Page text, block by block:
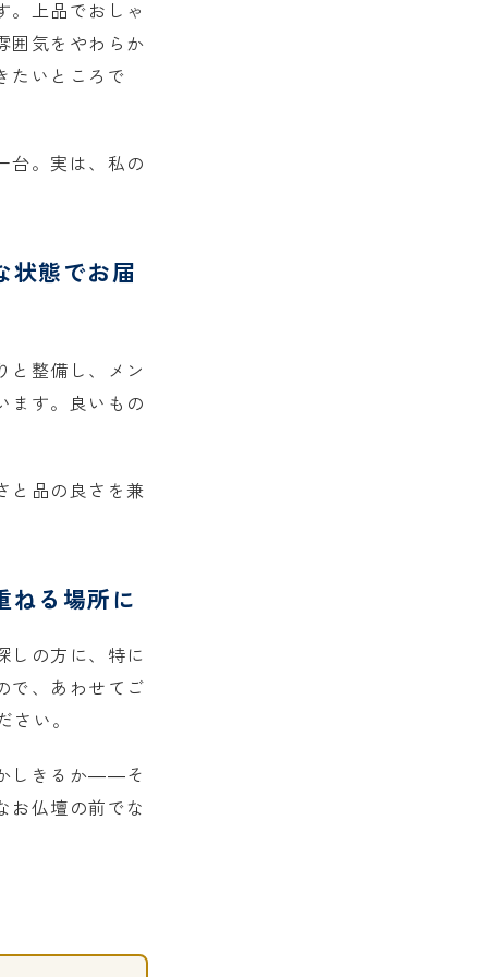
。上品でおしゃ
囲気をやわらか
たいところで
台。実は、私の
状態でお届
と整備し、メン
ます。良いもの
と品の良さを兼
ねる場所に
しの方に、特に
で、あわせてご
い。
しきるか――そ
お仏壇の前でな